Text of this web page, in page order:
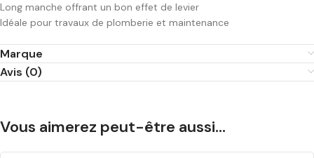
Long manche offrant un bon effet de levier
Idéale pour travaux de plomberie et maintenance
Marque
Avis (0)
Vous aimerez peut-être aussi…